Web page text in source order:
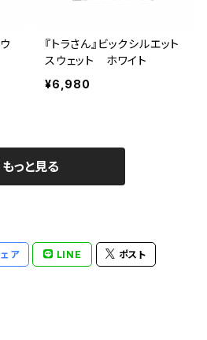
『トラさん』ビックシルエット
スウェット ホワイト
¥6,980
もっと見る
ア LINE ポスト